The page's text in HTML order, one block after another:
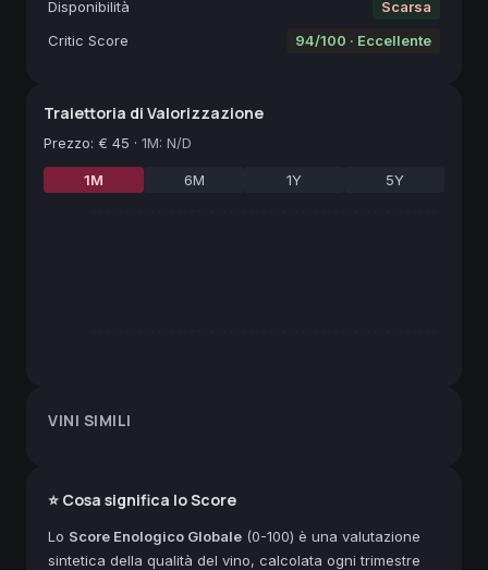
Disponibilità
Scarsa
Critic Score
94/100 · Eccellente
Traiettoria di Valorizzazione
Prezzo: € 45 · 1M: N/D
1M 6M 1Y 5Y
VINI SIMILI
⭐ Cosa significa lo Score
Lo Score Enologico Globale (0-100) è una valutazione
sintetica della qualità del vino, calcolata ogni trimestre